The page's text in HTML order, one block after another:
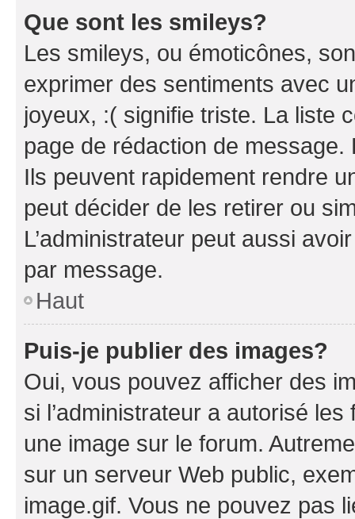
Que sont les smileys?
Les smileys, ou émoticônes,
exprimer des sentiments avec
joyeux, :( signifie triste. La liste
page de rédaction de
Ils peuvent rapidement rendre
peut décider de les retirer ou
L’administrateur peut aussi
par message.
Haut
Puis-je publier des images?
Oui, vous pouvez afficher des
si l’administrateur a autorisé
une image sur le forum.
sur un serveur Web public,
image.gif. Vous ne pouvez pas